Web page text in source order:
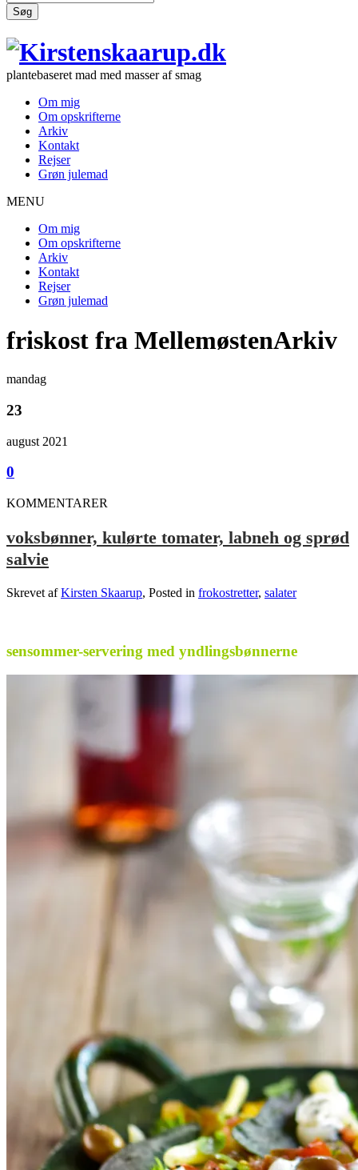
Søg
plantebaseret mad med masser af smag
Om mig
Om opskrifterne
Arkiv
Kontakt
Rejser
Grøn julemad
MENU
Om mig
Om opskrifterne
Arkiv
Kontakt
Rejser
Grøn julemad
friskost fra MellemøstenArkiv
mandag
23
august 2021
0
KOMMENTARER
voksbønner, kulørte tomater, labneh og sprød
salvie
Skrevet afKirsten Skaarup, Posted in frokostretter, salater
sensommer-servering med yndlingsbønnerne